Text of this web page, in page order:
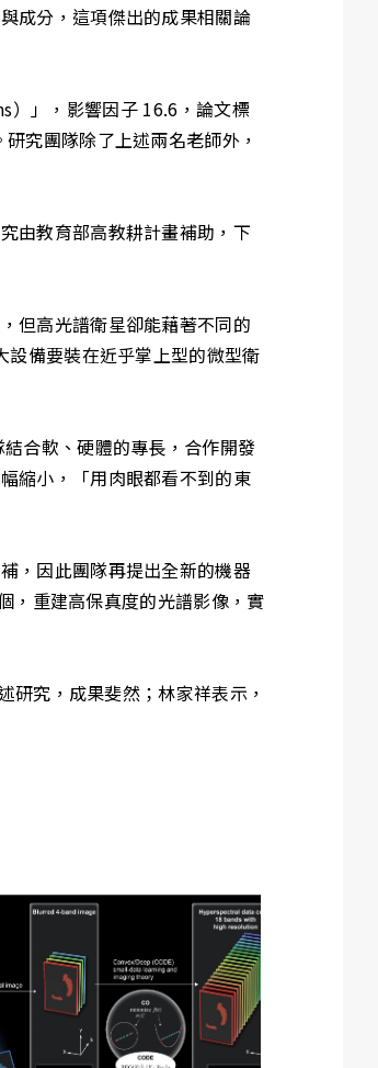
成分，這項傑出的成果相關論
」，影響因子 16.6，論文標
團隊除了上述兩名老師外，
由教育部高教耕計畫補助，下
但高光譜衛星卻能藉著不同的
備要裝在近乎掌上型的微型衛
合軟、硬體的專長，合作開發
縮小，「用肉眼都看不到的東
，因此團隊再提出全新的機器
，重建高保真度的光譜影像，實
究，成果斐然；林家祥表示，